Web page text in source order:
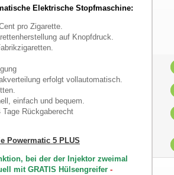
Elektrische Stopfmaschine:
pro Zigarette.
auf Knopfdruck.
erfolgt vollautomatisch.
einfach und bequem.
Rückgaberecht
Powermatic 5 PLUS
bei der der Injektor zweimal
mit GRATIS Hülsengreifer -